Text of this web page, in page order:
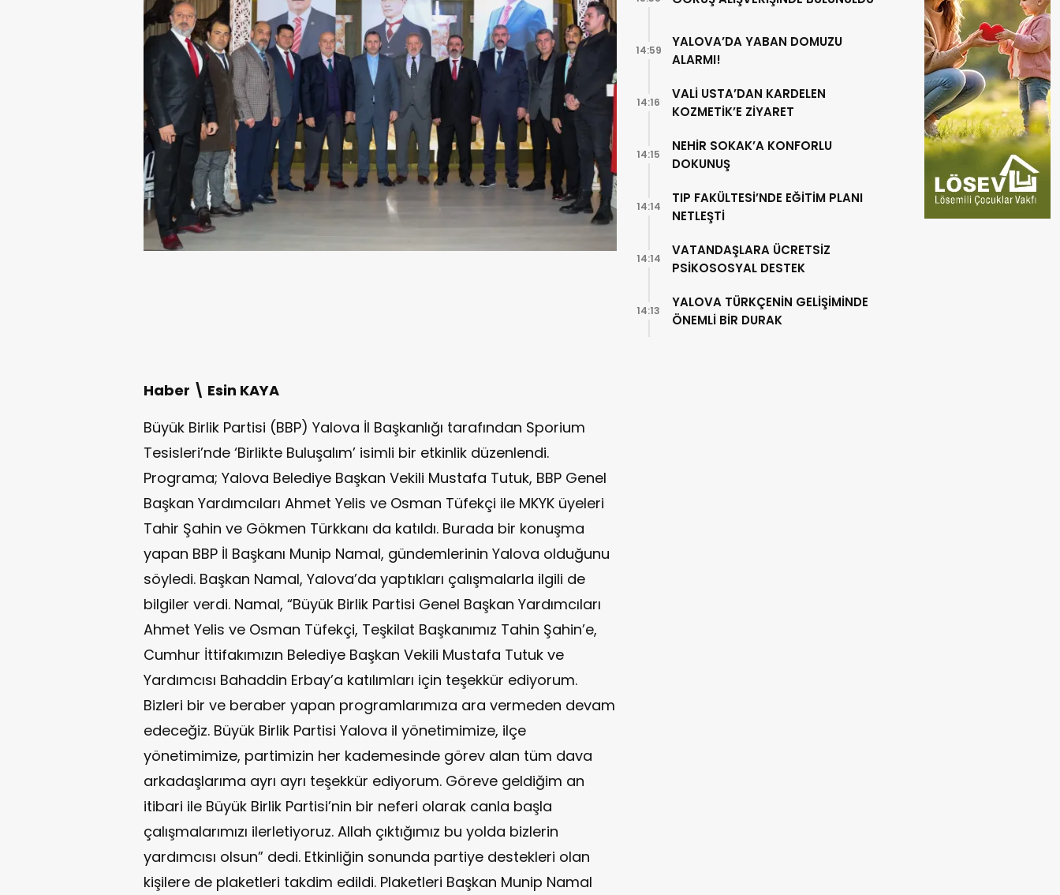
Haber \ Esin KAYA
Büyük Birlik Partisi (BBP) Yalova İl Başkanlığı tarafından Sporium
Tesisleri’nde ‘Birlikte Buluşalım’ isimli bir etkinlik düzenlendi.
Programa; Yalova Belediye Başkan Vekili Mustafa Tutuk, BBP Genel
Başkan Yardımcıları Ahmet Yelis ve Osman Tüfekçi ile MKYK üyeleri
Tahir Şahin ve Gökmen Türkkanı da katıldı. Burada bir konuşma
yapan BBP İl Başkanı Munip Namal, gündemlerinin Yalova olduğunu
söyledi. Başkan Namal, Yalova’da yaptıkları çalışmalarla ilgili de
bilgiler verdi. Namal, “Büyük Birlik Partisi Genel Başkan Yardımcıları
Ahmet Yelis ve Osman Tüfekçi, Teşkilat Başkanımız Tahin Şahin’e,
Cumhur İttifakımızın Belediye Başkan Vekili Mustafa Tutuk ve
Yardımcısı Bahaddin Erbay’a katılımları için teşekkür ediyorum.
Bizleri bir ve beraber yapan programlarımıza ara vermeden devam
edeceğiz. Büyük Birlik Partisi Yalova il yönetimimize, ilçe
yönetimimize, partimizin her kademesinde görev alan tüm dava
arkadaşlarıma ayrı ayrı teşekkür ediyorum. Göreve geldiğim an
itibari ile Büyük Birlik Partisi’nin bir neferi olarak canla başla
çalışmalarımızı ilerletiyoruz. Allah çıktığımız bu yolda bizlerin
yardımcısı olsun” dedi. Etkinliğin sonunda partiye destekleri olan
kişilere de plaketleri takdim edildi. Plaketleri Başkan Munip Namal
YALOVA’DA YABAN DOMUZU
ALARMI!
14:59
VALİ USTA’DAN KARDELEN
KOZMETİK’E ZİYARET
14:16
NEHİR SOKAK’A KONFORLU
DOKUNUŞ
14:15
TIP FAKÜLTESİ’NDE EĞİTİM PLANI
NETLEŞTİ
14:14
VATANDAŞLARA ÜCRETSİZ
PSİKOSOSYAL DESTEK
14:14
YALOVA TÜRKÇENİN GELİŞİMİNDE
ÖNEMLİ BİR DURAK
14:13